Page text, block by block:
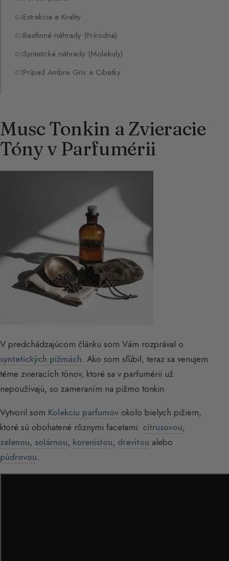
Extrakcia a Kvality
Rastlinné náhrady (Prírodné)
Syntetické náhrady (Molekuly)
Prípad Ambre Gris a Cibetky
Musc Tonkin a Zvieracie
Tóny v Parfumérii
V predchádzajúcom článku som Vám rozprával o
syntetických pižmách. Ako som sľúbil, teraz sa venujem
téme zvieracích tónov, ktoré sa v parfumérii už
nepoužívajú, so zameraním na pižmo tonkin.
Vytvoril som Kolekciu parfumov okolo bielych pižiem,
ktoré sú obohatené rôznymi facetami: citrusovou,
zelenou, solárnou, korenistou, drevitou alebo
púdrovou.